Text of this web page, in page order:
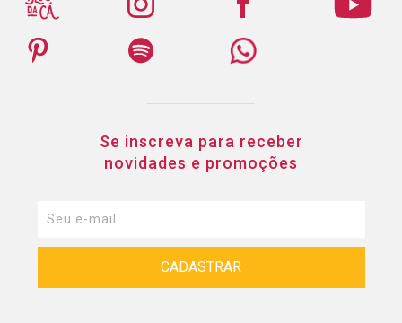
Se inscreva para receber
novidades e promoções